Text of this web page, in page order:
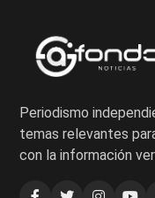
Periodismo
temas relevantes
con la información